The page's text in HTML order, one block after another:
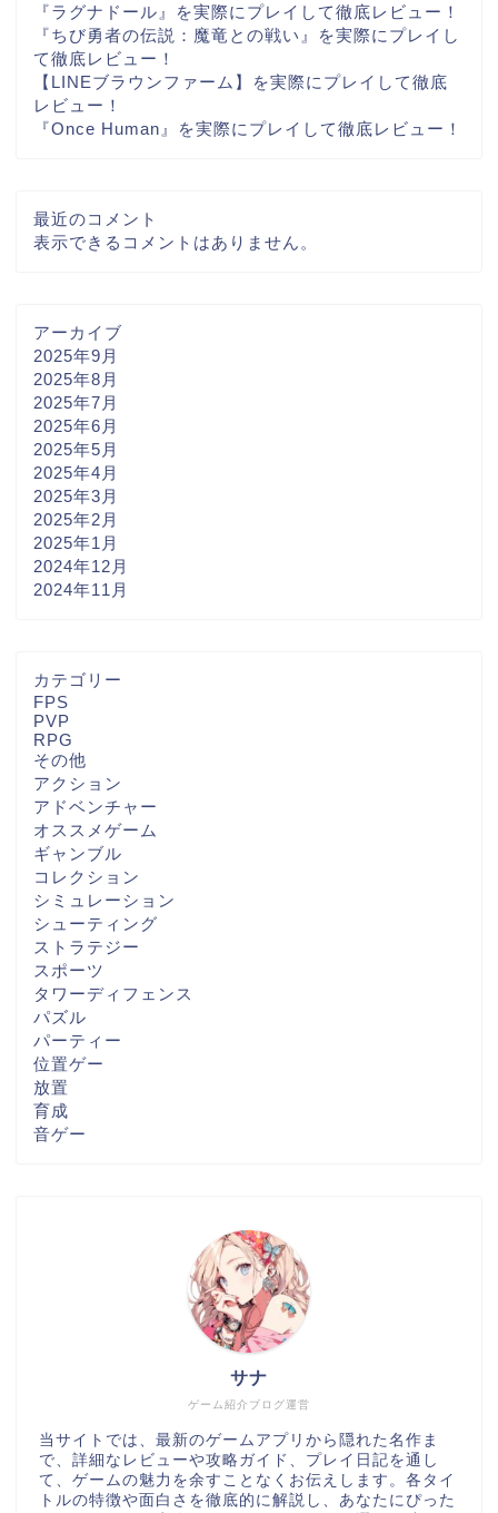
『ラグナドール』を実際にプレイして徹底レビュー！
『ちび勇者の伝説：魔竜との戦い』を実際にプレイし
て徹底レビュー！
【LINEブラウンファーム】を実際にプレイして徹底
レビュー！
『Once Human』を実際にプレイして徹底レビュー！
最近のコメント
表示できるコメントはありません。
アーカイブ
2025年9月
2025年8月
2025年7月
2025年6月
2025年5月
2025年4月
2025年3月
2025年2月
2025年1月
2024年12月
2024年11月
カテゴリー
FPS
PVP
RPG
その他
アクション
アドベンチャー
オススメゲーム
ギャンブル
コレクション
シミュレーション
シューティング
ストラテジー
スポーツ
タワーディフェンス
パズル
パーティー
位置ゲー
放置
育成
音ゲー
ゲーム紹介ブログ運営
サナ
当サイトでは、最新のゲームアプリから隠れた名作ま
で、詳細なレビューや攻略ガイド、プレイ日記を通し
て、ゲームの魅力を余すことなくお伝えします。各タイ
トルの特徴や面白さを徹底的に解説し、あなたにぴった